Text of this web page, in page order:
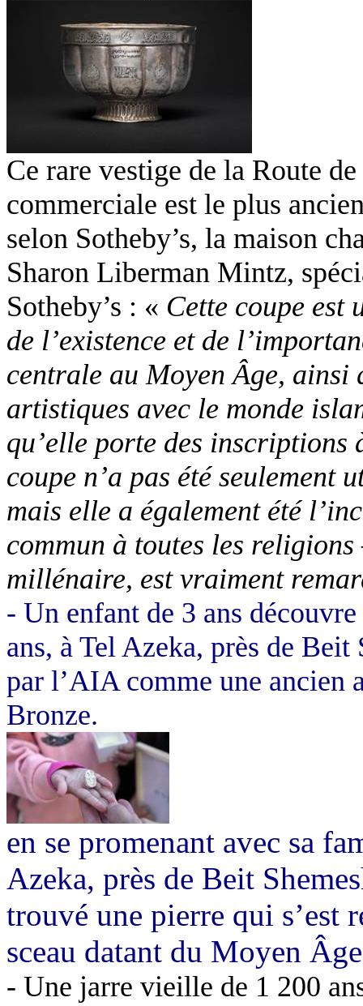
Ce rare vestige de la Route
commerciale est le plus
selon Sotheby’s, la maison
Sharon Liberman Mintz,
Sotheby’s : « Cette coupe est
de l’existence et de
centrale au Moyen Âge, ainsi
artistiques avec le monde
qu’elle porte des inscriptions
coupe n’a pas été
mais elle a également été
commun à toutes les
millénaire, est vraiment
- Un enfant de 3 ans
ans, à Tel Azeka, près de
par l’AIA comme une ancien
Bronze.
en se promenant avec sa
Azeka, près de Beit
trouvé une pierre qui s’est
sceau datant du Moyen
- Une jarre vieille de 1 200